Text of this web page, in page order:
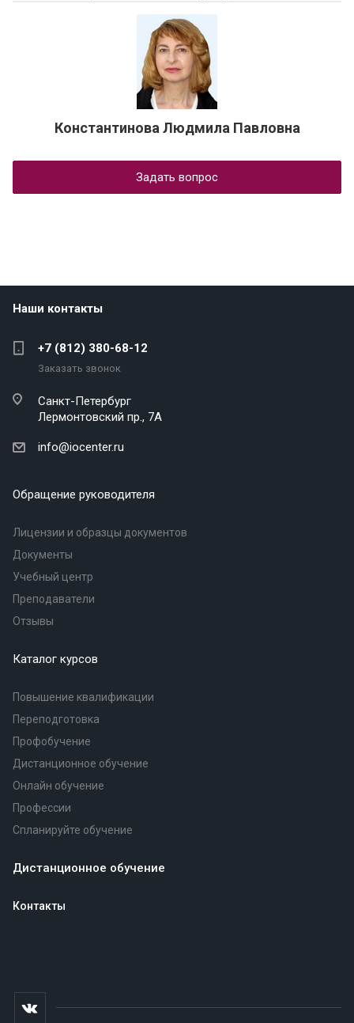
Константинова Людмила Павловна
Задать вопрос
Наши контакты
+7 (812) 380-68-12
Заказать звонок
Санкт-Петербург
Лермонтовский пр., 7А
info@iocenter.ru
Обращение руководителя
Лицензии и образцы документов
Документы
Учебный центр
Преподаватели
Отзывы
Каталог курсов
Повышение квалификации
Переподготовка
Профобучение
Дистанционное обучение
Онлайн обучение
Профессии
Спланируйте обучение
Дистанционное обучение
Контакты